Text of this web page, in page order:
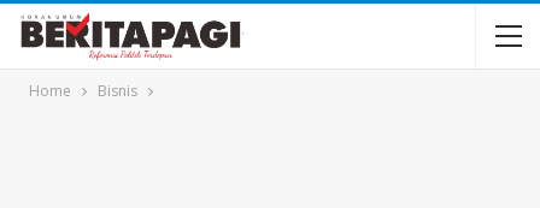
Home Bisnis